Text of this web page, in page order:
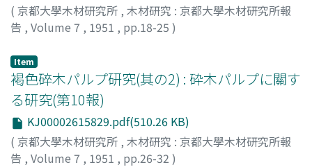
( 京都大學木材研究所 , 木材研究 : 京都大學木材研究所報
告 , Volume 7 , 1951 , pp.18-25 )
Item
褐色碎木パルプ研究(其の2) : 砕木パルプに關す
る研究(第10報)
KJ00002615829.pdf(510.26 KB)
( 京都大學木材研究所 , 木材研究 : 京都大學木材研究所報
告 , Volume 7 , 1951 , pp.26-32 )